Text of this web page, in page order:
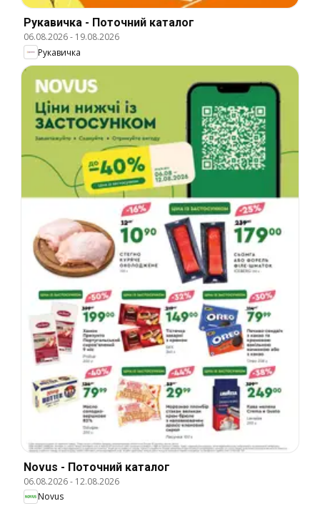
Рукавичка - Поточний каталог
06.08.2026- 19.08.2026
Рукавичка
Novus - Поточний каталог
06.08.2026- 12.08.2026
Novus